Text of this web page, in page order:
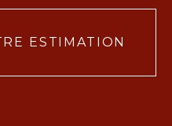
ESTIMATION